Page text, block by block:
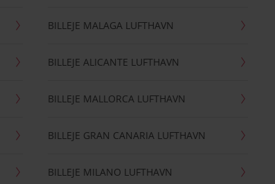
BILLEJE MALAGA LUFTHAVN
BILLEJE ALICANTE LUFTHAVN
BILLEJE MALLORCA LUFTHAVN
BILLEJE GRAN CANARIA LUFTHAVN
BILLEJE MILANO LUFTHAVN